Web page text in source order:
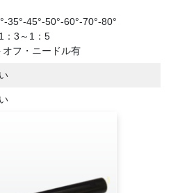
45°-50°-60°-70°-80°
：3～1：5
フ・ニードル有